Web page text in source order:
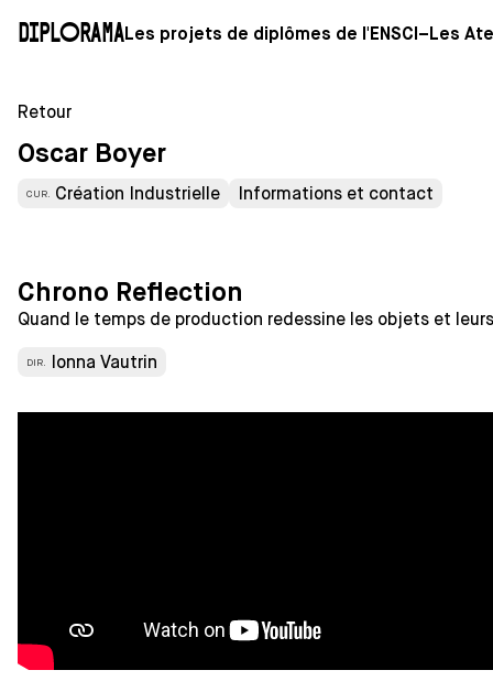
DiploramaLes projets de diplômes de l'ENSCI–Les
Retour
Oscar Boyer
CUR. Création Industrielle Informations et contact
Chrono Reflection
Quand le temps de production redessine les objets et
DIR. Ionna Vautrin